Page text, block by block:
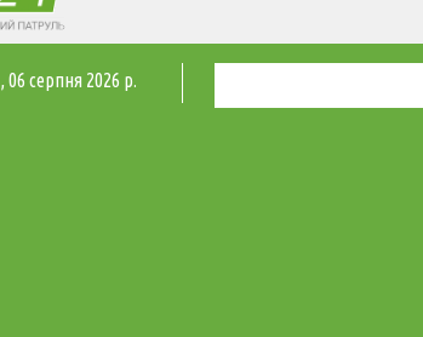
, 06 серпня 2026 р.